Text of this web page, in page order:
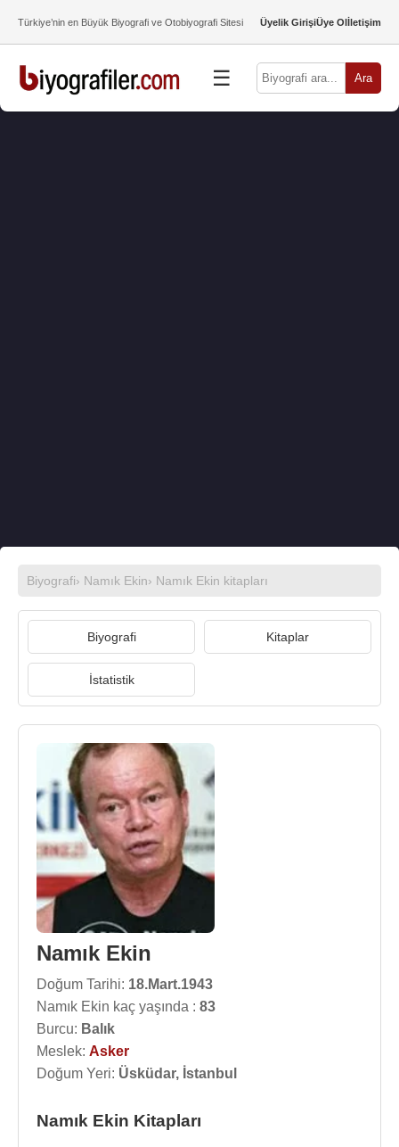
Türkiye’nin en Büyük Biyografi ve Otobiyografi Sitesi Üyelik GirişiÜye Olİletişim
☰ Ara
Biyografi› Namık Ekin› Namık Ekin kitapları
Biyografi Kitaplar
İstatistik
Namık Ekin
Doğum Tarihi: 18.Mart.1943
Namık Ekin kaç yaşında : 83
Burcu: Balık
Meslek: Asker
Doğum Yeri: Üsküdar, İstanbul
Namık Ekin Kitapları